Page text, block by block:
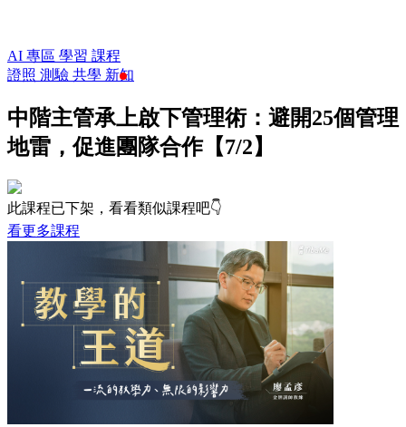
AI 專區 學習 課程
證照 測驗 共學 新知
中階主管承上啟下管理術：避開25個管理
地雷，促進團隊合作【7/2】
此課程已下架，看看類似課程吧👇
看更多課程